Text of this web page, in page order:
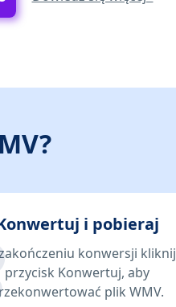
i pobieraj
konwersji kliknij
przycisk Konwertuj, aby
plik WMV.